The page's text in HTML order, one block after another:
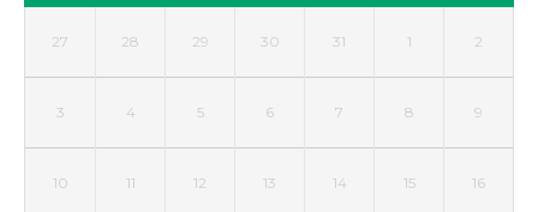
27 28 29 30 31 1 2
3 4 5 6 7 8 9
10 11 12 13 14 15 16